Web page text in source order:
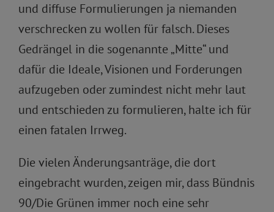
und diffuse Formulierungen ja niemanden
verschrecken zu wollen für falsch. Dieses
Gedrängel in die sogenannte „Mitte“ und
dafür die Ideale, Visionen und Forderungen
aufzugeben oder zumindest nicht mehr laut
und entschieden zu formulieren, halte ich für
einen fatalen Irrweg.
Die vielen Änderungsanträge, die dort
eingebracht wurden, zeigen mir, dass Bündnis
90/Die Grünen immer noch eine sehr